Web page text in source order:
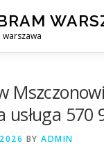
usługa 570
BY ADMIN